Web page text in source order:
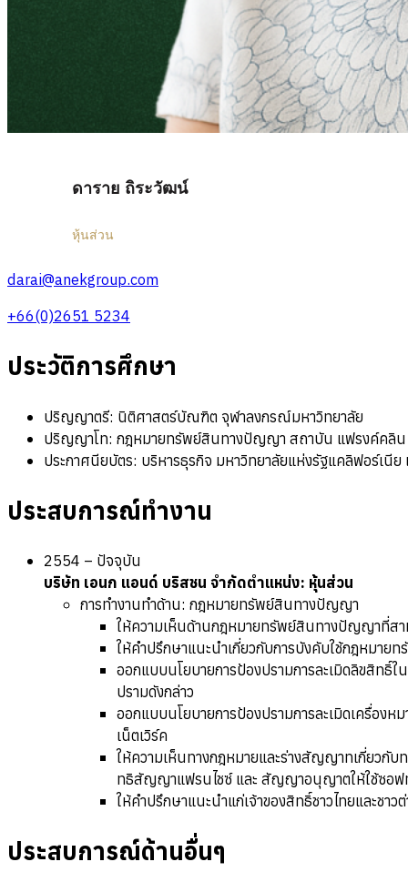
ดาราย ถิระวัฒน์
หุ้นส่วน
darai@anekgroup.com
+66(0)2651 5234
ประวัติการศึกษา
ปริญญาตรี: นิติศาสตร์บัณฑิต จุฬาลงกรณ์มหาวิทยาลัย
ปริญญาโท: กฎหมายทรัพย์สินทางปัญญา สถาบัน แฟรงค์คลิน เ
ประกาศนียบัตร: บริหารธุรกิจ มหาวิทยาลัยแห่งรัฐแคลิฟอร์เนีย
ประสบการณ์ทำงาน
2554 – ปัจจุบัน
บริษัท เอนก แอนด์ บริสชน จำกัดตำแหน่ง: หุ้นส่วน
การทํางานทําด้าน: กฎหมายทรัพย์สินทางปัญญา
ให้ความเห็นด้านกฎหมายทรัพย์สินทางปัญญาที่สาม
ให้คำปรึกษาแนะนำเกี่ยวกับการบังคับใช้กฎหมา
ออกแบบนโยบายการป้องปรามการละเมิดลิขสิทธิ์
ปรามดังกล่าว
ออกแบบนโยบายการป้องปรามการละเมิดเครื่องห
เน็ตเวิร์ค
ให้ความเห็นทางกฎหมายและร่างสัญญาทเกี่ยวกับ
ทธิสัญญาแฟรนไชซ์ และ สัญญาอนุญาตให้ใช้ซอฟ
ให้คำปรึกษาแนะนำแก่เจ้าของสิทธิ์ชาวไทยและชา
ประสบการณ์ด้านอื่นๆ